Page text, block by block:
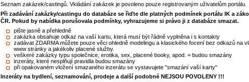
Seznam zakázek/castingů. Vkládání zakázek je povoleno pouze registrovaným uživatelům portálu.
Při zadávání zakázky/castingu do databáze se řiďte dle platných podmínek portálu IK a
ČR. Pokud by nabídka porušovala podmínky, vyhrazujeme si právo ji z databáze smazat.
pište jasně a přehledně
zakázka obsahuje odkaz na vaší kartu, která musí být řádně vyplněna i s kontakty
zadávat ZDARMA můžete pouze věci ohledně modelingu a klasického focení bez odkazů na
www stránky a jakékoliv placené služby.
veškeré zakázky typu společnice, erotika, sex, placené booky, apod. = budou smazány
inzeráty, které nesplňují pravidla budou smazány
při opakovaném vložení smazaného inzerátu se vystavujete "smazání vaší karty"
Inzeráty na bydlení, seznamování, prodeje a další podobné NEJSOU POVOLENY !!!